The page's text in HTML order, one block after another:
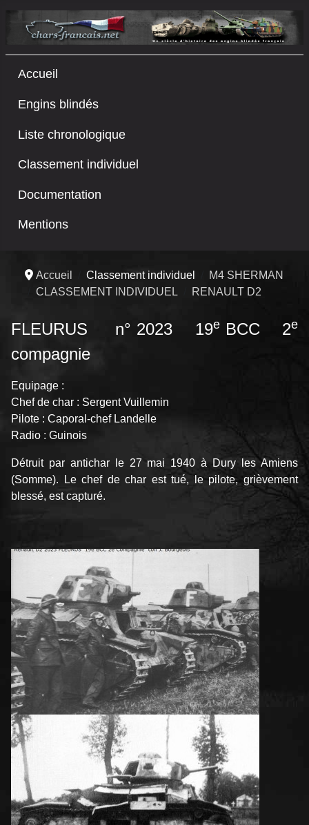
Accueil
Engins blindés
Liste chronologique
Classement individuel
Documentation
Mentions
Accueil Classement individuel
M4 SHERMAN
CLASSEMENT INDIVIDUEL
RENAULT D2
FLEURUS n° 2023 19eBCC 2e
compagnie
Equipage :
Chef de char : Sergent Vuillemin
Pilote : Caporal-chef Landelle
Radio : Guinois
Détruit par antichar le 27 mai 1940 à Dury les Amiens
(Somme). Le chef de char est tué, le pilote, grièvement
blessé, est capturé.